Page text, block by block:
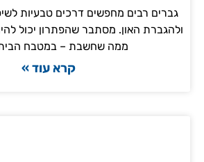
גברים רבים מחפשים דרכים טבעיות
ולהגברת האון. מסתבר שהפתרון יכול
ממה שחשבת – במטבח
קרא עוד »